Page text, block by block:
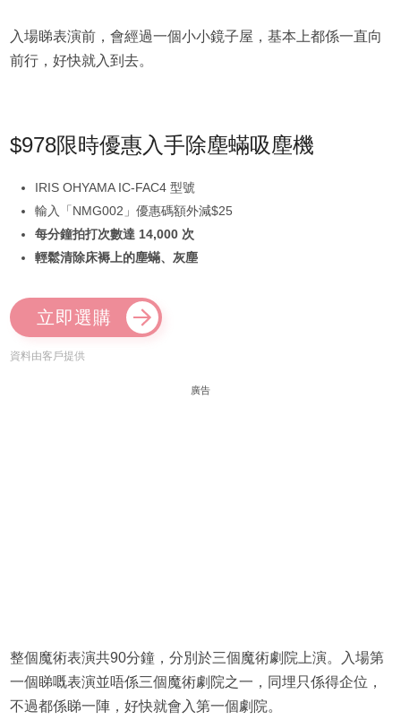
入場睇表演前，會經過一個小小鏡子屋，基本上都係一直向
前行，好快就入到去。
$978限時優惠入手除塵蟎吸塵機
IRIS OHYAMA IC-FAC4 型號
輸入「NMG002」優惠碼額外減$25
每分鐘拍打次數達 14,000 次
輕鬆清除床褥上的塵蟎、灰塵
立即選購
資料由客戶提供
廣告
整個魔術表演共90分鐘，分別於三個魔術劇院上演。入場第
一個睇嘅表演並唔係三個魔術劇院之一，同埋只係得企位，
不過都係睇一陣，好快就會入第一個劇院。